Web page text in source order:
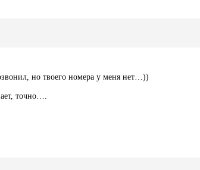
но твоего номера у меня нет…))
точно….